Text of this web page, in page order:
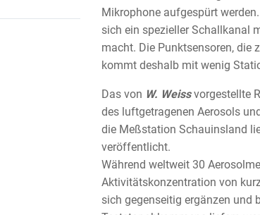
Mikrophone aufgespürt
sich ein spezieller Schallkanal
macht. Die Punktsensoren, die
kommt deshalb mit wenig
Das von W. Weissvorgestellte
des luftgetragenen Aerosols
die Meßstation Schauinsland
veröffentlicht.
Während weltweit 30
Aktivitätskonzentration von
sich gegenseitig ergänzen und